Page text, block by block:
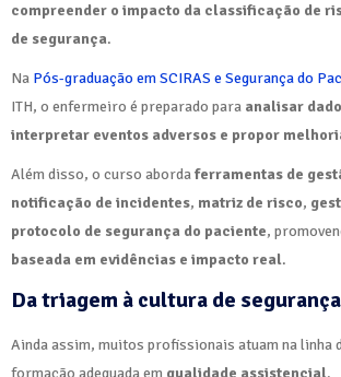
compreender o impacto da classificação de
de segurança.
Na Pós-graduação em SCIRAS e Segurança do
ITH, o enfermeiro é preparado para analisar
interpretar eventos adversos e propor
Além disso, o curso abordaferramentas de
notificação de incidentes, matriz de risco,
protocolo de segurança do paciente,
baseada em evidências e impacto real.
Da triagem à cultura de segurança
Ainda assim, muitos profissionais atuam na linha